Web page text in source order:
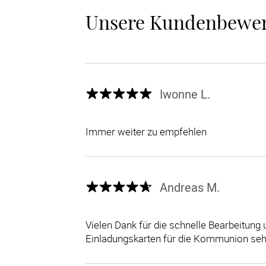
Unsere
Iwonne L.
Immer weiter zu empfehlen
Andreas M.
Vielen Dank für die schnelle Bearbeitung
Einladungskarten für die Kommunion